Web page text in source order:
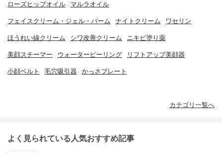
ローズヒップオイル マルラオイル
フェイスクリーム・ジェル・バーム ナイトクリーム ワセリン
ほうれい線クリーム シワ改善クリーム ニキビ塗り薬
美顔スチーマー ウォーターピーリング リフトアップ美顔器
小顔ベルト 毛穴吸引器 かっさプレート
カテゴリ一覧へ
よく見られている人気おすすめ記事